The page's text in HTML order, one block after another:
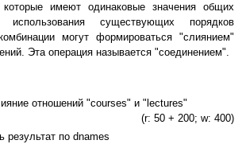
имеют одинаковые значения общих
использования существующих порядков
могут формироваться "слиянием"
Эта операция называется "соединением".
отношений "courses" и "lectures"
(r: 50 + 200; w: 400)
результат по dnames